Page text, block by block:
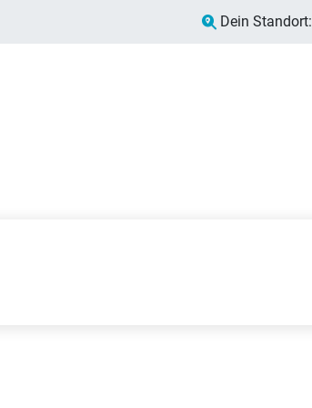
Dein Standort: